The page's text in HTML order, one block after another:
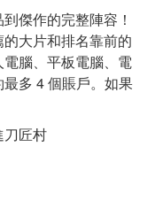
傑作的完整陣容！
大片和排名靠前的
腦、平板電腦、電
多 4 個賬戶。如果
刀匠村